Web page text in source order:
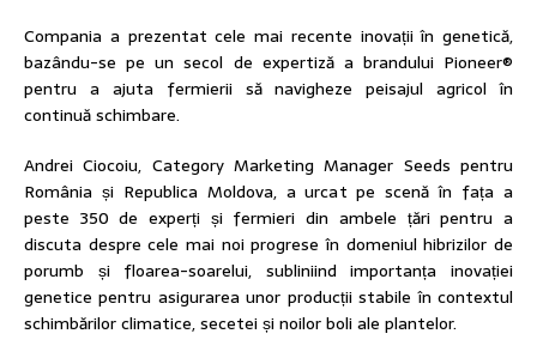
Compania a prezentat cele mai recente inovații în genetică,
bazându-se pe un secol de expertiză a brandului Pioneer®
pentru a ajuta fermierii să navigheze peisajul agricol în
continuă schimbare.
Andrei Ciocoiu, Category Marketing Manager Seeds pentru
România și Republica Moldova, a urcat pe scenă în fața a
peste 350 de experți și fermieri din ambele țări pentru a
discuta despre cele mai noi progrese în domeniul hibrizilor de
porumb și floarea-soarelui, subliniind importanța inovației
genetice pentru asigurarea unor producții stabile în contextul
schimbărilor climatice, secetei și noilor boli ale plantelor.